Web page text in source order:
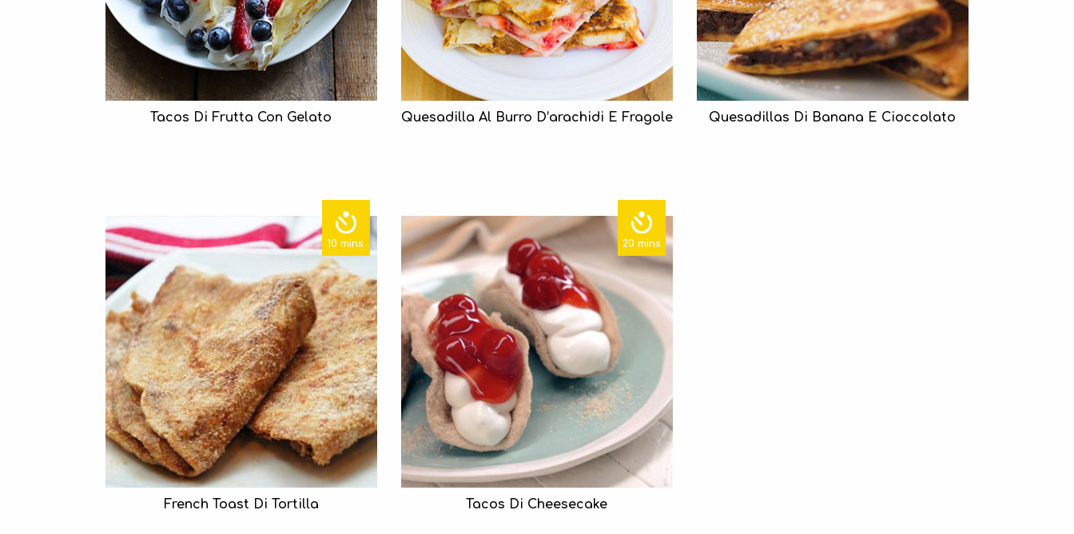
Tacos Di Frutta Con Gelato Quesadilla Al Burro D’arachidi E Fragole Quesadillas Di Banana E Cioccolato
10 mins
French Toast Di Tortilla
20 mins
Tacos Di Cheesecake